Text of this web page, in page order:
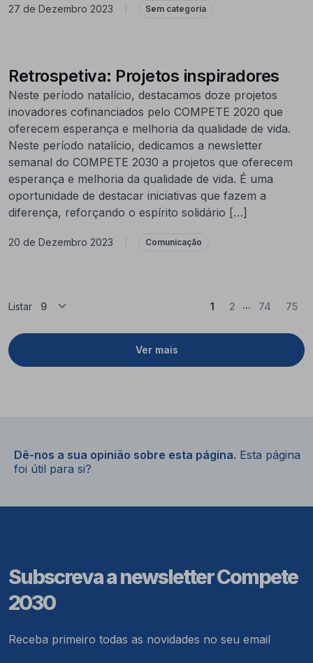
27 de Dezembro 2023 Sem categoria
Retrospetiva: Projetos inspiradores
Neste período natalício, destacamos doze projetos
inovadores cofinanciados pelo COMPETE 2020 que
oferecem esperança e melhoria da qualidade de vida.
Neste período natalício, dedicamos a newsletter
semanal do COMPETE 2030 a projetos que oferecem
esperança e melhoria da qualidade de vida. É uma
oportunidade de destacar iniciativas que fazem a
diferença, reforçando o espírito solidário […]
20 de Dezembro 2023 Comunicação
Listar
Ver mais
1 (Atual)
2 ... 74 75
Dê-nos a sua opinião sobre esta página. Esta página
foi útil para si?
Subscreva a newsletter Compete
2030
Receba primeiro todas as novidades no seu email